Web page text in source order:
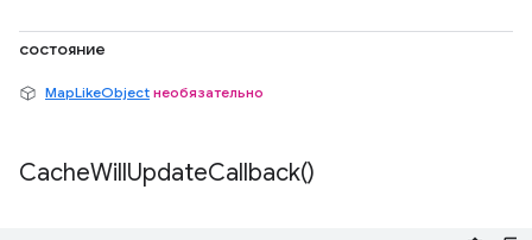
состояние
MapLikeObject необязательно
CacheWillUpdateCallback()